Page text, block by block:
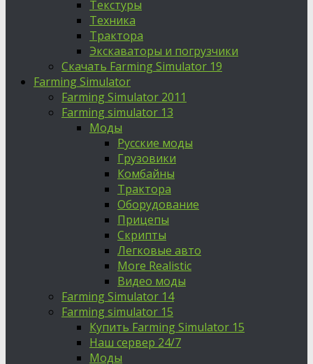
Текстуры
Техника
Трактора
Экскаваторы и погрузчики
Скачать Farming Simulator 19
Farming Simulator
Farming Simulator 2011
Farming simulator 13
Моды
Русские моды
Грузовики
Комбайны
Трактора
Оборудование
Прицепы
Скрипты
Легковые авто
More Realistic
Видео моды
Farming Simulator 14
Farming simulator 15
Купить Farming Simulator 15
Наш сервер 24/7
Моды